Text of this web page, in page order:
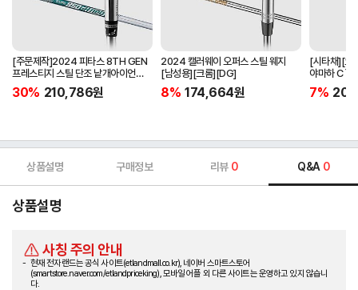
[주문제작]2024 피타스 8TH GEN
프레스티지 스틸 단조 낱개아이언
[남성용][4번][NSPRO950GH
NEO]
30% 210,786원
2024 캘러웨이 오퍼스 스틸 웨지
[남성용][크롬][DG]
8% 174,664원
[시타채][오
야마하 C`s
[여성용][화
ORIGINAL]
7%
상품설명 구매정보 리뷰 0 Q&A 0
상품설명
사칭 주의 안내
현재 전자랜드는 공식 사이트(etlandmall.co.kr), 네이버 스마트스토어
(smartstore.naver.com/etlandpriceking), 모바일 어플 외 다른 사이트는 운영하고 있지 않습니
다.